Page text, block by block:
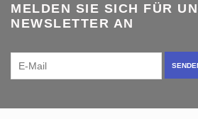
MELDEN SIE SICH FÜR
NEWSLETTER AN